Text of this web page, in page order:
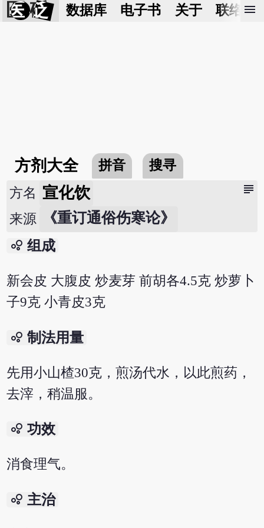
医 砭 数据库 电子书 关于 联络我
menu
方剂大全 拼音 搜寻
subject
方名 宣化饮
来源 《重订通俗伤寒论》
bubble_chart 组成
新会皮 大腹皮 炒麦芽 前胡各4.5克 炒萝卜
子9克 小青皮3克
bubble_chart 制法用量
先用小山楂30克，煎汤代水，以此煎药，
去滓，稍温服。
bubble_chart 功效
消食理气。
bubble_chart 主治